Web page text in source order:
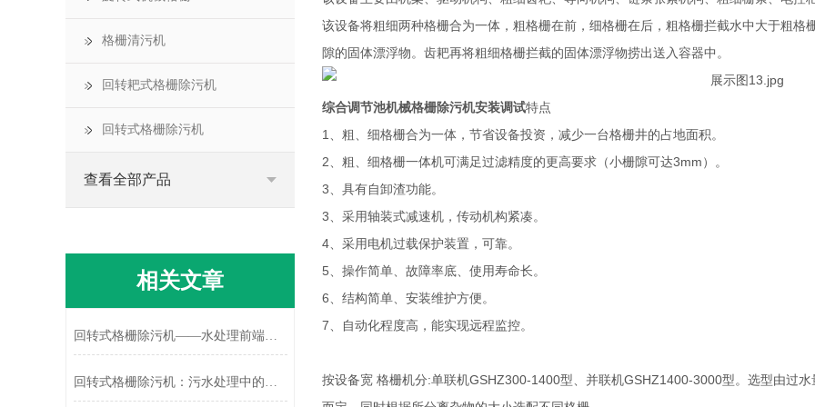
该设备将粗细两种格栅合为一体，粗格栅在前，细格栅在后，粗格栅拦截水中大于粗
隙的固体漂浮物。齿耙再将粗细格栅拦截的固体漂浮物捞出送入容器中。
综合调节池机械格栅除污机安装调试特点
1、粗、细格栅合为一体，节省设备投资，减少一台格栅井的占地面积。
2、粗、细格栅一体机可满足过滤精度的更高要求（小栅隙可达3mm）。
3、具有自卸渣功能。
3、采用轴装式减速机，传动机构紧凑。
4、采用电机过载保护装置，可靠。
5、操作简单、故障率底、使用寿命长。
6、结构简单、安装维护方便。
7、自动化程度高，能实现远程监控。
按设备宽 格栅机分:单联机GSHZ300-1400型、并联机GSHZ1400-3000型。选型由过
格栅清污机
回转耙式格栅除污机
回转式格栅除污机
查看全部产品
相关文章
回转式格栅除污机——水处理前端拦截的连续作业设备
回转式格栅除污机：污水处理中的高效固液分离器